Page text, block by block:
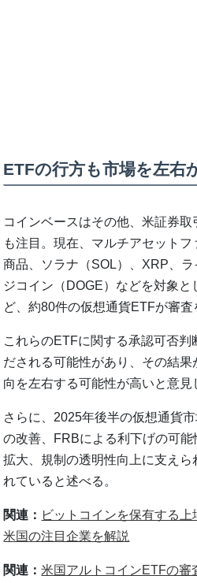
ETFの行方も市場を左右
コインベースはその他、米証券
も注目。現在、マルチアセット
商品、ソラナ（SOL）、XRP、
ジコイン（DOGE）などを対象
ど、約80件の仮想通貨ETFが審査
これらのETFに関する承認可否判
だされる可能性があり、その結
向を左右する可能性が高いと意見
さらに、2025年後半の仮想通貨
の改善、FRBによる利下げの可
拡大、規制の透明性向上に支えら
れていると述べる。
関連： ビットコインを保有する上
米国の注目企業を解説
関連：米国アルトコインETFの